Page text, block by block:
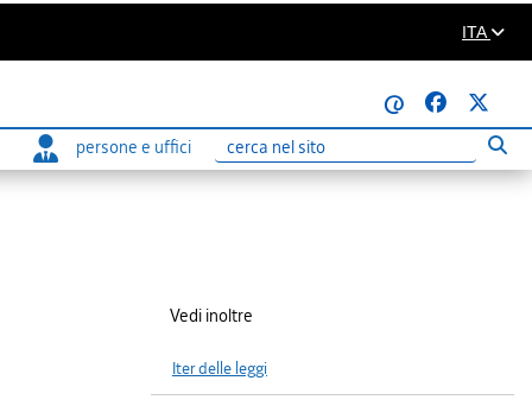
ITA
@
persone e uffici
Ricerca
Vedi inoltre
Iter delle leggi